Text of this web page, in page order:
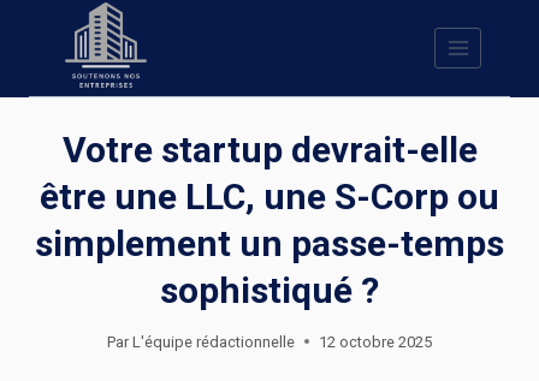
Votre startup devrait-elle
être une LLC, une S-Corp ou
simplement un passe-temps
sophistiqué ?
Par L'équipe rédactionnelle 12 octobre 2025